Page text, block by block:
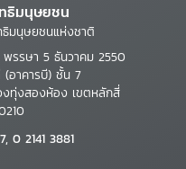
ธิมนุษยชน
มนุษยชนแห่งชาติ
พรรษา 5 ธันวาคม 2550
(อาคารบี) ชั้น 7
ทุ่งสองห้อง เขตหลักสี่
0 2141 3881